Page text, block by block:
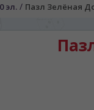
эл. / Пазл Зелёная